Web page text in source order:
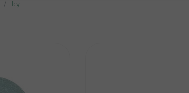
Icy